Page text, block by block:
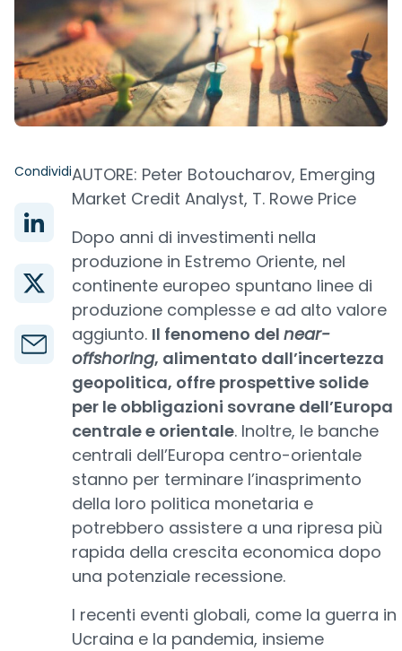
CondividiAUTORE: Peter Botoucharov, Emerging
Market Credit Analyst, T. Rowe Price
Dopo anni di investimenti nella
produzione in Estremo Oriente, nel
continente europeo spuntano linee di
produzione complesse e ad alto valore
aggiunto. Il fenomeno del near-
offshoring, alimentato dall’incertezza
geopolitica, offre prospettive solide
per le obbligazioni sovrane dell’Europa
centrale e orientale. Inoltre, le banche
centrali dell’Europa centro-orientale
stanno per terminare l’inasprimento
della loro politica monetaria e
potrebbero assistere a una ripresa più
rapida della crescita economica dopo
una potenziale recessione.
I recenti eventi globali, come la guerra in
Ucraina e la pandemia, insieme